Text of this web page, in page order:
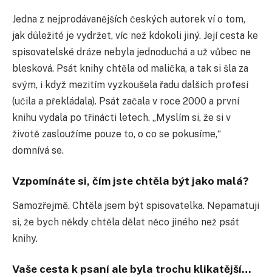
Jedna z nejprodávanějších českých autorek ví o tom,
jak důležité je vydržet, víc než kdokoli jiný. Její cesta ke
spisovatelské dráze nebyla jednoduchá a už vůbec ne
blesková. Psát knihy chtěla od malička, a tak si šla za
svým, i když mezitím vyzkoušela řadu dalších profesí
(učila a překládala). Psát začala v roce 2000 a první
knihu vydala po třinácti letech. „Myslím si, že si v
životě zasloužíme pouze to, o co se pokusíme,“
domnívá se.
Vzpomínáte si, čím jste chtěla být jako malá?
Samozřejmě. Chtěla jsem být spisovatelka. Nepamatuji
si, že bych někdy chtěla dělat něco jiného než psát
knihy.
Vaše cesta k psaní ale byla trochu klikatější…